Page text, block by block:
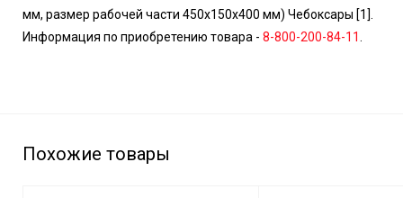
мм, размер рабочей части 450х150х400 мм) Чебоксары [1].
Информация по приобретению товара - 8-800-200-84-11
Похожие товары